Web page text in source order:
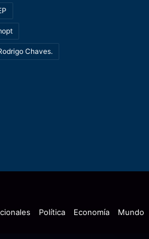
Chaves.
Política Economía Mundo